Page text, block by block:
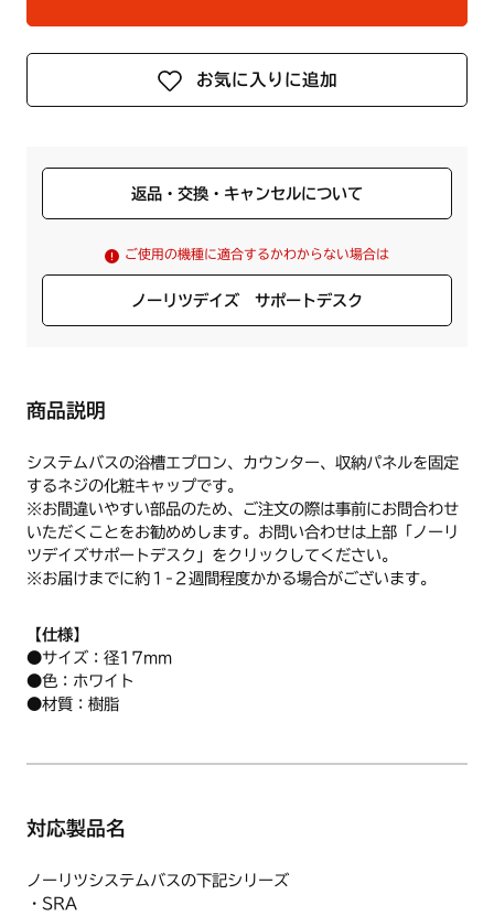
お気に入りに追加
返品・交換・キャンセルについて
ご使用の機種に適合するかわからない場合は
ノーリツデイズ サポートデスク
商品説明
システムバスの浴槽エプロン、カウンター、収納パネルを固定
するネジの化粧キャップです。
※お間違いやすい部品のため、ご注文の際は事前にお問合わせ
いただくことをお勧めめします。お問い合わせは上部「ノーリ
ツデイズサポートデスク」をクリックしてください。
※お届けまでに約１-２週間程度かかる場合がございます。
【仕様】
●サイズ：径17mm
●色：ホワイト
●材質：樹脂
対応製品名
ノーリツシステムバスの下記シリーズ
・SRA